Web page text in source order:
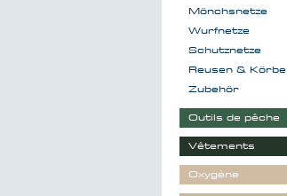
Mönchsnetze
Wurfnetze
Schutznetze
Reusen & Körbe
Zubehör
Outils de pêche
Vêtements
Oxygène